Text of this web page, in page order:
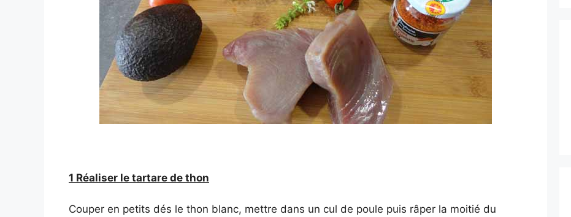
1 Réaliser le tartare de thon
Couper en petits dés le thon blanc, mettre dans un cul de poule puis râper la moitié du